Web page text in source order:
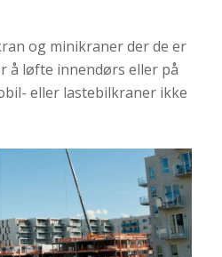
og minikraner der de er
å løfte innendørs eller på
eller lastebilkraner ikke